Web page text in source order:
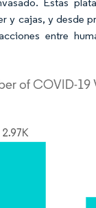
y cajas, y desde
entre